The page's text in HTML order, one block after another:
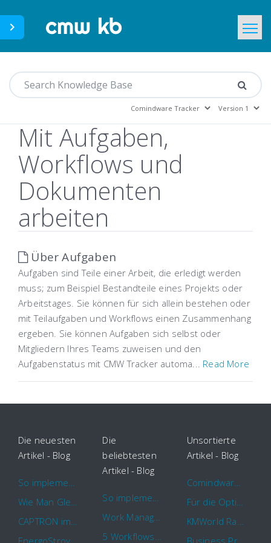
Mit Aufgaben,
Workflows und
Dokumenten
arbeiten
Über Aufgaben
Aufgaben sind Teile einer Arbeit, die erledigt werden
muss; zum Beispiel Bestandteile eines Projekts oder
Arbeitstages. Sie können für sich allein bestehen oder
mit Teilaufgaben und Workflows einen Zusammenhang
ergeben. Sie können Aufgaben sich selbst oder
Mitgliedern Ihres Teams zuweisen und den
Aufgabenstatus mit CMW Tracker automa... Read More
Die neuesten
Artikel - Blog
So implementieren Sie BPMS erfolgreich in Ihrem Unternehmen
Wie Man Gleichzeitig Mehrere Projekte Leitet – 5 Dinge Die Sie Wissen Sollten
CAPTRON implementiert Comindware für die durchgehende „Order to Assemble“-Prozessautomatisierung
Die
beliebtesten
Artikel - Blog
So implementieren Sie BPMS erfolgreich in Ihrem Unternehmen
Work Management Tools und Online Collaboration
5 Workflows für Genehmigungsprozesse, die Sie mit Comindware Tracker automatisieren können
Unsortierte
Artikel - Blog
Comindware Project erweitert Funktionalitäten für Projektteams
Für die Optimierung von Arbeitsabläufen sind Cloud Automation Tools die erste Wahl
KMWorld Ranking: Comindware unter den TOP 100
Business Process Management mit MS Outlook